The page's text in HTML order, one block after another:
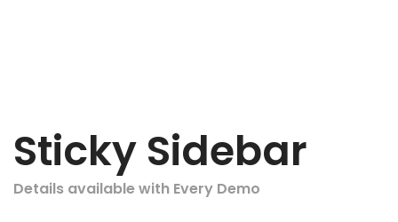
Sticky Sidebar
Details available with Every Demo